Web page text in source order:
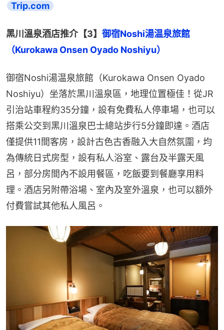
Trip.com
黑川溫泉酒店推介【3】 御宿Noshi湯温泉旅館
（Kurokawa Onsen Oyado Noshiyu）
御宿Noshi湯温泉旅館（Kurokawa Onsen Oyado
Noshiyu）坐落於黑川溫泉區，地理位置極佳！從JR
引治站車程約35分鐘，設有免費私人停車場，也可以
搭乘公交到黑川溫泉巴士總站步行5分鐘即達。酒店
僅提供11間客房，設計古色古香融入大自然氛圍，均
為傳統日式房型，設有私人浴室、露台及半露天風
呂，部分房間內不設用餐區，吃飯要到餐廳享用料
理。酒店另附帶浴場、室內及室外溫泉，也可以額外
付費嘗試其他私人風呂。